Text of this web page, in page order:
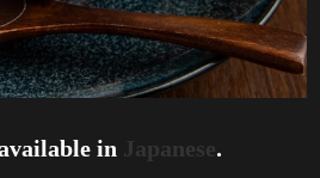
in Japanese.